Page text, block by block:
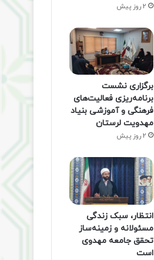
2 روز پیش
برگزاری نشست
برنامه‌ریزی فعالیت‌های
فرهنگی و آموزشی بنیاد
مهدویت لرستان
2 روز پیش
انتظار، سبک زندگی
مسئولانه و زمینه‌ساز
تحقق جامعه مهدوی
است